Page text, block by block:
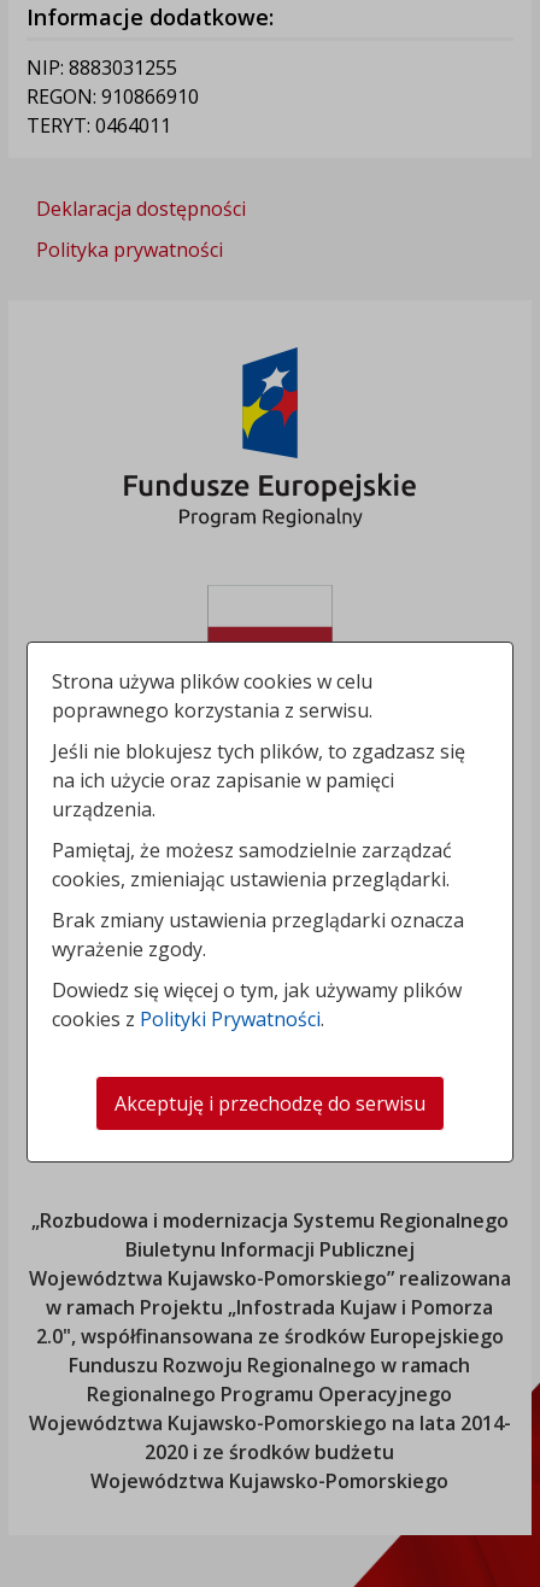
Informacje dodatkowe:
NIP: 8883031255
REGON: 910866910
TERYT: 0464011
Deklaracja dostępności
Polityka prywatności
„Rozbudowa i modernizacja Systemu Regionalnego
Biuletynu Informacji Publicznej
Województwa Kujawsko-Pomorskiego” realizowana
w ramach Projektu „Infostrada Kujaw i Pomorza
2.0", współfinansowana ze środków Europejskiego
Funduszu Rozwoju Regionalnego w ramach
Regionalnego Programu Operacyjnego
Województwa Kujawsko-Pomorskiego na lata 2014-
2020 i ze środków budżetu
Województwa Kujawsko-Pomorskiego
Strona używa plików cookies w celu
poprawnego korzystania z serwisu.
Jeśli nie blokujesz tych plików, to zgadzasz się
na ich użycie oraz zapisanie w pamięci
urządzenia.
Pamiętaj, że możesz samodzielnie zarządzać
cookies, zmieniając ustawienia przeglądarki.
Brak zmiany ustawienia przeglądarki oznacza
wyrażenie zgody.
Dowiedz się więcej o tym, jak używamy plików
cookies z Polityki Prywatności.
Akceptuję i przechodzę do serwisu